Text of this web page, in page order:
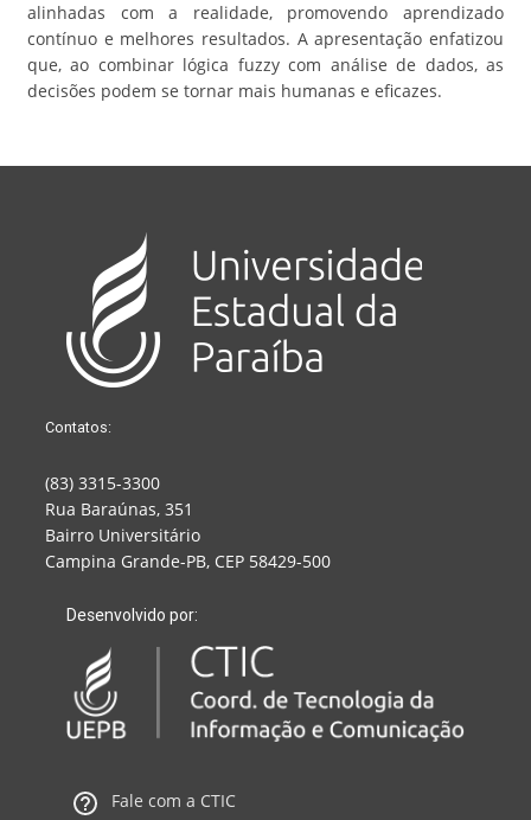
alinhadas com a realidade, promovendo aprendizado
contínuo e melhores resultados. A apresentação enfatizou
que, ao combinar lógica fuzzy com análise de dados, as
decisões podem se tornar mais humanas e eficazes.
Contatos:
(83) 3315-3300
Rua Baraúnas, 351
Bairro Universitário
Campina Grande-PB, CEP 58429-500
Desenvolvido por:
Fale com a CTIC